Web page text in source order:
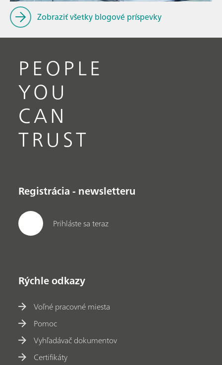
Zobraziť všetky blogové príspevky
PEOPLE
YOU
CAN
TRUST
Registrácia - newsletteru
Prihláste sa teraz
Rýchle odkazy
Voľné pracovné miesta
Pomoc
Vyhľadávač dokumentov
Certifikáty